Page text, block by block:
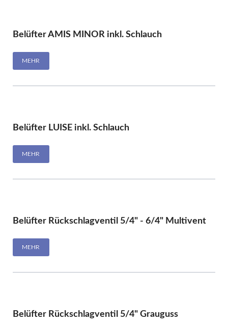
Belüfter AMIS MINOR inkl. Schlauch
MEHR
Belüfter LUISE inkl. Schlauch
MEHR
Belüfter Rückschlagventil 5/4" - 6/4" Multivent
MEHR
Belüfter Rückschlagventil 5/4" Grauguss